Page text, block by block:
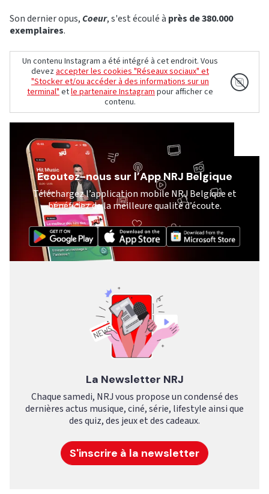
Son dernier opus, Coeur, s'est écoulé à près de 380.000
exemplaires.
Un contenu Instagram a été intégré à cet endroit. Vous
devezaccepter les cookies "Réseaux sociaux" et
"Stocker et/ou accéder à des informations sur un
terminal"etle partenaire Instagrampour afficher ce
contenu.
Ecoutez-nous sur l’App NRJ Belgique
Téléchargez l’application mobile NRJ Belgique et
bénéficiez de la meilleure qualité d’écoute.
La Newsletter NRJ
Chaque samedi, NRJ vous propose un condensé des
dernières actus musique, ciné, série, lifestyle ainsi que
des quiz, des jeux et des cadeaux.
S'inscrire à la newsletter